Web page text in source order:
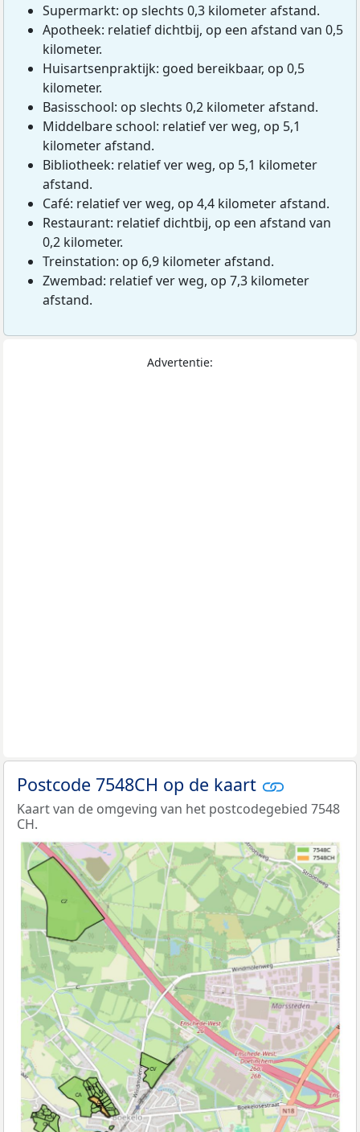
Supermarkt: op slechts 0,3 kilometer afstand.
Apotheek: relatief dichtbij, op een afstand van 0,5
kilometer.
Huisartsenpraktijk: goed bereikbaar, op 0,5
kilometer.
Basisschool: op slechts 0,2 kilometer afstand.
Middelbare school: relatief ver weg, op 5,1
kilometer afstand.
Bibliotheek: relatief ver weg, op 5,1 kilometer
afstand.
Café: relatief ver weg, op 4,4 kilometer afstand.
Restaurant: relatief dichtbij, op een afstand van
0,2 kilometer.
Treinstation: op 6,9 kilometer afstand.
Zwembad: relatief ver weg, op 7,3 kilometer
afstand.
Advertentie:
Postcode 7548CH op de kaart
Kaart van de omgeving van het postcodegebied 7548
CH.